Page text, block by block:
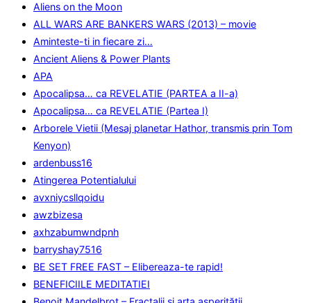
Aliens on the Moon
ALL WARS ARE BANKERS WARS (2013) – movie
Aminteste-ti in fiecare zi…
Ancient Aliens & Power Plants
APA
Apocalipsa… ca REVELATIE (PARTEA a II-a)
Apocalipsa… ca REVELATIE (Partea I)
Arborele Vietii (Mesaj planetar Hathor, transmis prin Tom
Kenyon)
ardenbuss16
Atingerea Potentialului
avxniycsllqoidu
awzbizesa
axhzabumwndpnh
barryshay7516
BE SET FREE FAST – Elibereaza-te rapid!
BENEFICIILE MEDITATIEI